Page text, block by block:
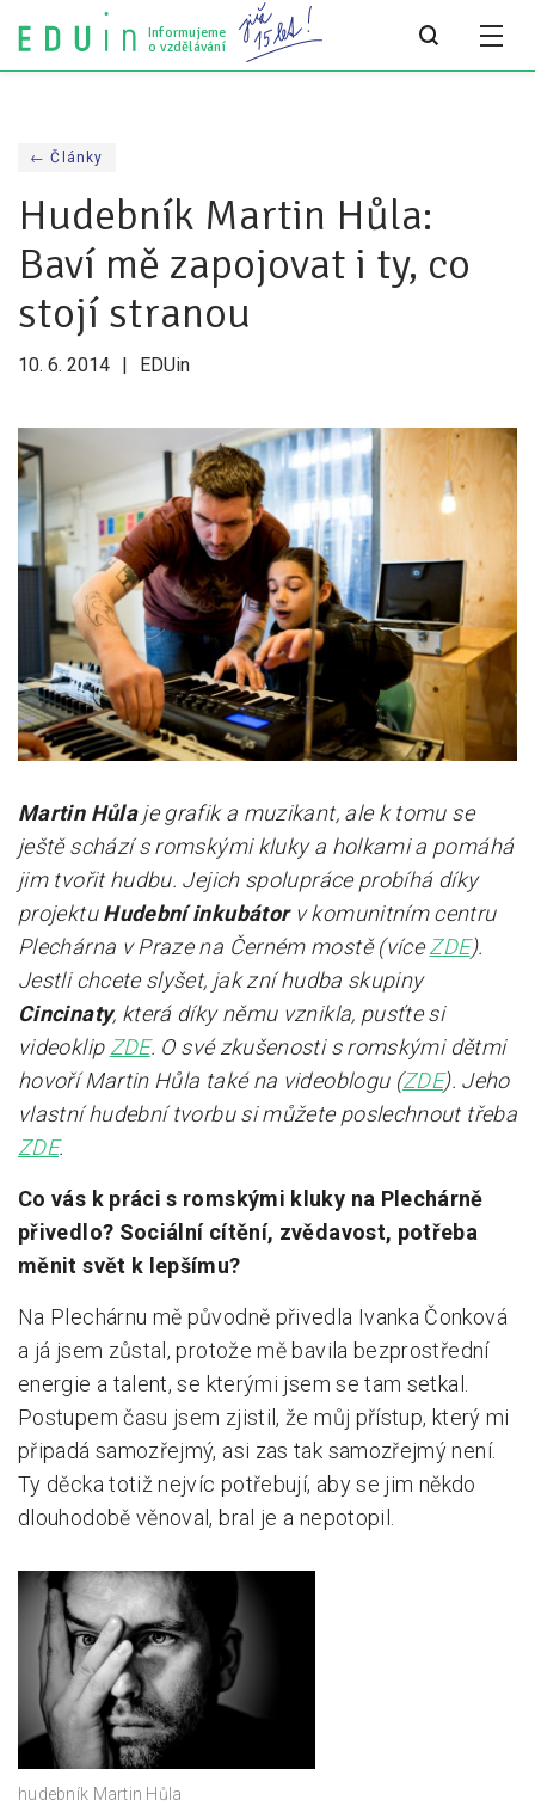
Informujeme
o vzdělávání
Všechny články
Všechny články
Analýzy
Audit vzdělávacího systému
Pro média
Tiskové zprávy
Pro média
Pro zřizovatele
Konference Lepší škola
Kápézetka - průvodce pro zřizovatele
Klub zřizovatelů
O nás
Partneři a dárci
Kontakty
← Články
Hudebník Martin Hůla:
Baví mě zapojovat i ty, co
stojí stranou
10. 6. 2014 EDUin
Martin Hůlaje grafik a muzikant, ale k tomu se
ještě schází s romskými kluky a holkami a pomáhá
jim tvořit hudbu. Jejich spolupráce probíhá díky
projektuHudební inkubátorv komunitním centru
Plechárna v Praze na Černém mostě (víceZDE).
Jestli chcete slyšet, jak zní hudba skupiny
Cincinaty, která díky němu vznikla, pusťte si
videoklip ZDE. O své zkušenosti s romskými dětmi
hovoří Martin Hůla také na videoblogu (ZDE). Jeho
vlastní hudební tvorbu si můžete poslechnout třeba
ZDE.
Co vás k práci s romskými kluky na Plechárně
přivedlo? Sociální cítění, zvědavost, potřeba
měnit svět k lepšímu?
Na Plechárnu mě původně přivedla Ivanka Čonková
a já jsem zůstal, protože mě bavila bezprostřední
energie a talent, se kterými jsem se tam setkal.
Postupem času jsem zjistil, že můj přístup, který mi
připadá samozřejmý, asi zas tak samozřejmý není.
Ty děcka totiž nejvíc potřebují, aby se jim někdo
dlouhodobě věnoval, bral je a nepotopil.
hudebník Martin Hůla